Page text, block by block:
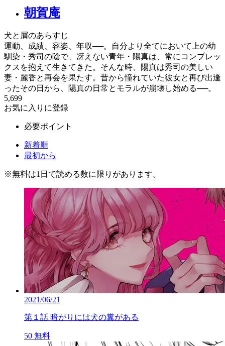
朝賀庵
犬と屑のあらすじ
運動、成績、容姿、年収──。自分より全てにおいて上の幼
馴染・秀司の陰で、冴えない青年・陽真は、常にコンプレッ
クスを抱えて生きてきた。そんな時、陽真は秀司の美しい
妻・麗香と再会を果たす。昔から憧れていた彼女と再び出逢
ったその日から、陽真の日常とモラルが崩壊し始める──。
5,699
お気に入りに登録
必要ポイント
新着順
最初から
※無料は1日で読める数に限りがあります。
2021/06/21
第１話 暗がりには犬の糞がある
50 無料